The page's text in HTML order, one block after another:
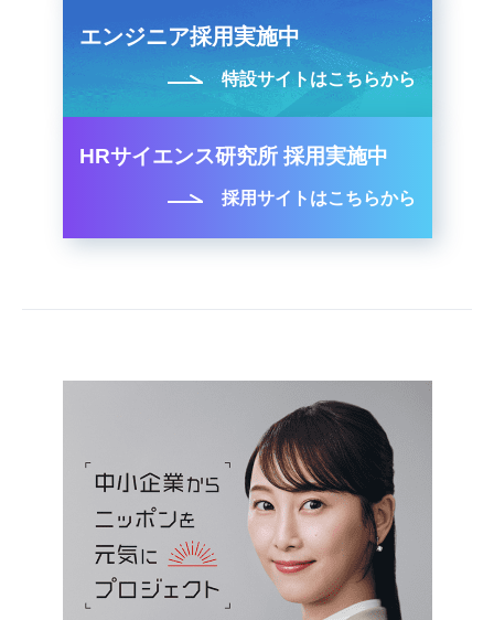
エンジニア採用実施中
特設サイトはこちらから
HRサイエンス研究所 採用実施中
採用サイトはこちらから